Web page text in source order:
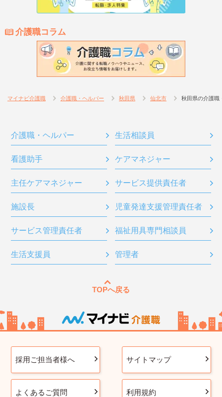
介護職コラム
マイナビ介護職 介護職・ヘルパー 秋田県 仙北市 秋田県の介護職
介護職・ヘルパー 生活相談員
看護助手 ケアマネジャー
主任ケアマネジャー サービス提供責任者
施設長 児童発達支援管理責任者
サービス管理責任者 福祉用具専門相談員
生活支援員 管理者
TOPへ戻る
採用ご担当者様へ サイトマップ
よくあるご質問 利用規約